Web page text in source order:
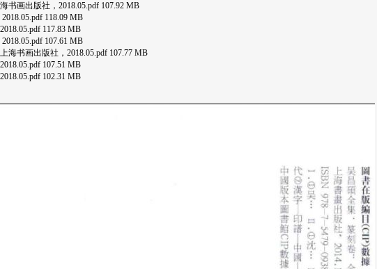
画出版社，2018.05.pdf 107.92 MB
118.09 MB
117.83 MB
107.61 MB
书画出版社，2018.05.pdf 107.77 MB
107.51 MB
102.31 MB